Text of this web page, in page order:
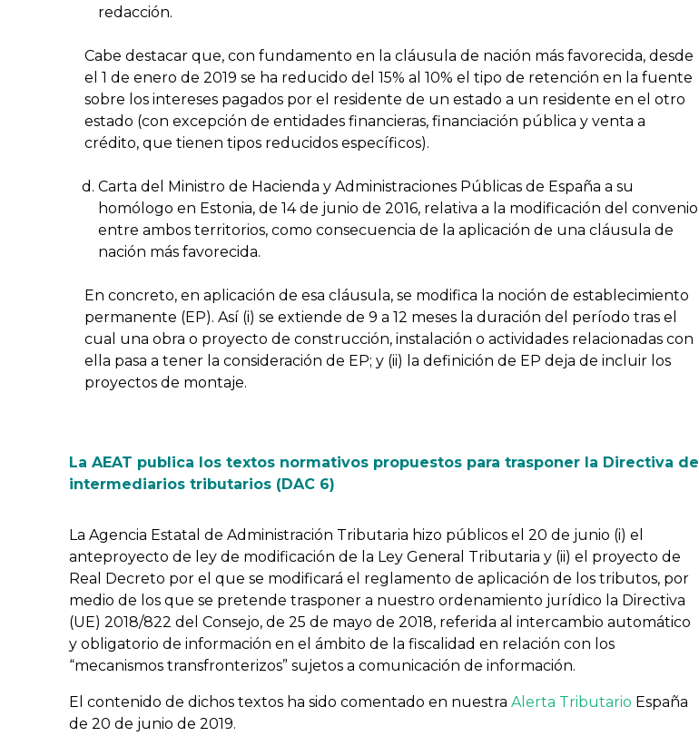
redacción.
Cabe destacar que, con fundamento en la cláusula de nación más favorecida, desde
el 1 de enero de 2019 se ha reducido del 15% al 10% el tipo de retención en la fuente
sobre los intereses pagados por el residente de un estado a un residente en el otro
estado (con excepción de entidades financieras, financiación pública y venta a
crédito, que tienen tipos reducidos específicos).
Carta del Ministro de Hacienda y Administraciones Públicas de España a su
homólogo en Estonia, de 14 de junio de 2016, relativa a la modificación del convenio
entre ambos territorios, como consecuencia de la aplicación de una cláusula de
nación más favorecida.
En concreto, en aplicación de esa cláusula, se modifica la noción de establecimiento
permanente (EP). Así (i) se extiende de 9 a 12 meses la duración del período tras el
cual una obra o proyecto de construcción, instalación o actividades relacionadas con
ella pasa a tener la consideración de EP; y (ii) la definición de EP deja de incluir los
proyectos de montaje.
La AEAT publica los textos normativos propuestos para trasponer la Directiva de
intermediarios tributarios (DAC 6)
La Agencia Estatal de Administración Tributaria hizo públicos el 20 de junio (i) el
anteproyecto de ley de modificación de la Ley General Tributaria y (ii) el proyecto de
Real Decreto por el que se modificará el reglamento de aplicación de los tributos, por
medio de los que se pretende trasponer a nuestro ordenamiento jurídico la Directiva
(UE) 2018/822 del Consejo, de 25 de mayo de 2018, referida al intercambio automático
y obligatorio de información en el ámbito de la fiscalidad en relación con los
“mecanismos transfronterizos” sujetos a comunicación de información.
El contenido de dichos textos ha sido comentado en nuestra Alerta Tributario España
de 20 de junio de 2019.